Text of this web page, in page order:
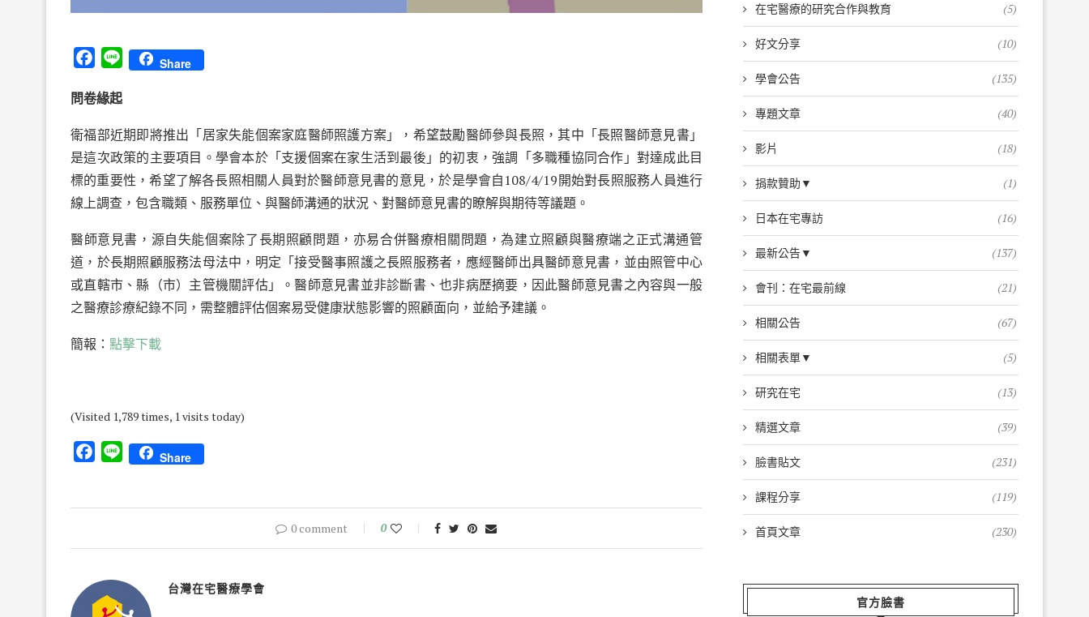
Facebook
Line Share
問卷緣起
衛福部近期即將推出「居家失能個案家庭醫師照護方案」，希望鼓勵醫師參與長照，其中「長照醫師意見書」
是這次政策的主要項目。學會本於「支援個案在家生活到最後」的初衷，強調「多職種協同合作」對達成此目
標的重要性，希望了解各長照相關人員對於醫師意見書的意見，於是學會自108/4/19開始對長照服務人員進行
線上調查，包含職類、服務單位、與醫師溝通的狀況、對醫師意見書的瞭解與期待等議題。
醫師意見書，源自失能個案除了長期照顧問題，亦易合併醫療相關問題，為建立照顧與醫療端之正式溝通管
道，於長期照顧服務法母法中，明定「接受醫事照護之長照服務者，應經醫師出具醫師意見書，並由照管中心
或直轄市、縣（市）主管機關評估」。醫師意見書並非診斷書、也非病歷摘要，因此醫師意見書之內容與一般
之醫療診療紀錄不同，需整體評估個案易受健康狀態影響的照顧面向，並給予建議。
簡報： 點擊下載
(Visited 1,789 times, 1 visits today)
Facebook
Line Share
0 comment 0
台灣在宅醫療學會
在宅醫療的研究合作與教育 (5)
好文分享 (10)
學會公告 (135)
專題文章 (40)
影片 (18)
捐款贊助▼ (1)
日本在宅專訪 (16)
最新公告▼ (137)
會刊：在宅最前線 (21)
相關公告 (67)
相關表單▼ (5)
研究在宅 (13)
精選文章 (39)
臉書貼文 (231)
課程分享 (119)
首頁文章 (230)
官方臉書